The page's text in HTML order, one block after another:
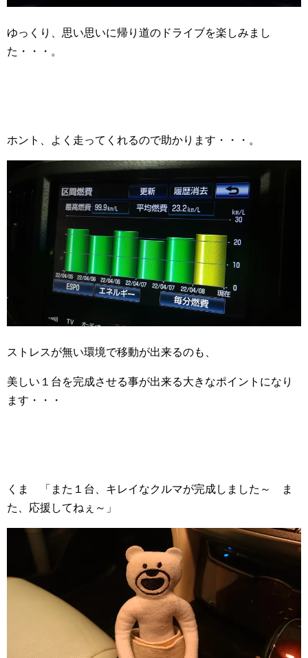
ゆっくり、思い思いに帰り道のドライブを楽しみまし
た・・・。
ホント、よく走ってくれるので助かります・・・。
ストレスが無い環境で移動が出来るのも、
美しい１台を完成させる事が出来る大きなポイントになり
ます・・・
くま 「また１台、キレイなクルマが完成しました～ ま
た、応援してねぇ～」